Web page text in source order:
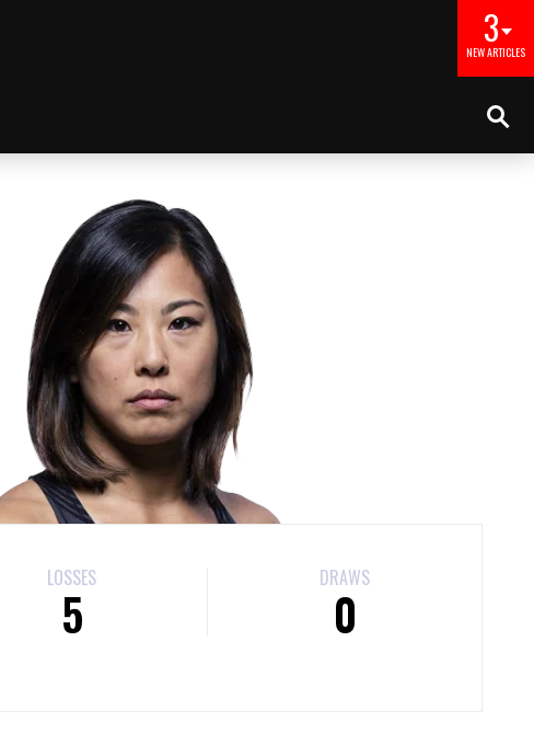
3
NEW ARTICLES
LOSSES
5
DRAWS
0